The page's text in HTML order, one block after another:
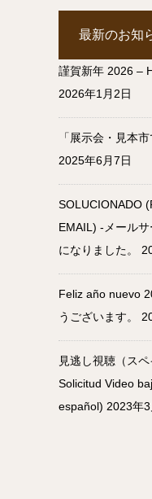
最新のお知
謹賀新年 2026 –
2026年1月2日
「展示会・見本
2025年6月7日
SOLUCIONADO
EMAIL) -メール
になりました。
Feliz año nuevo
うございます。
見逃し視聴（ス
Solicitud Video
español) 2023年